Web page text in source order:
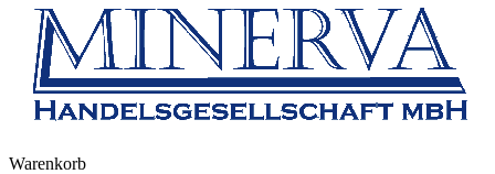
Warenkorb